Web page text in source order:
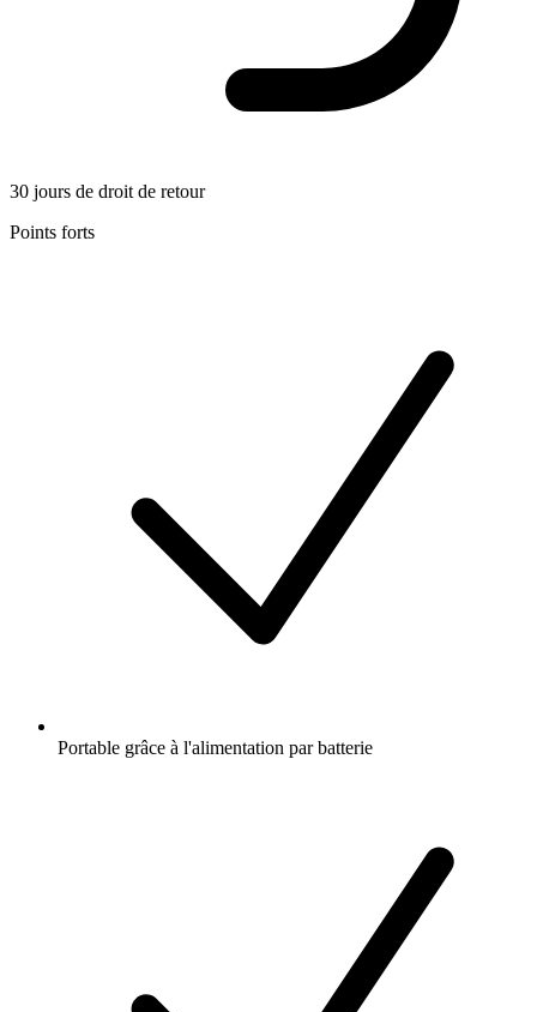
30 jours de droit de retour
Points forts
Portable grâce à l'alimentation par batterie